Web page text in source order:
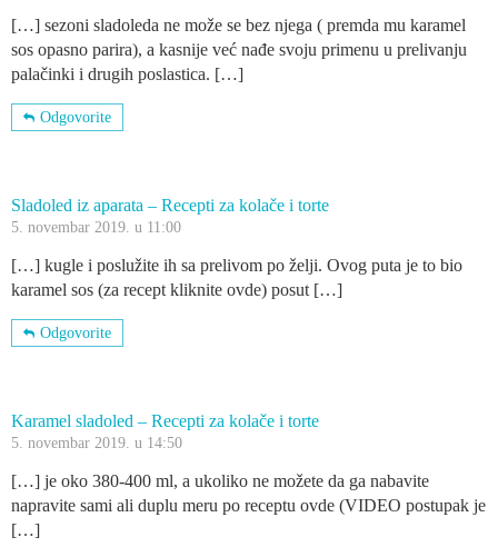
[…] sezoni sladoleda ne može se bez njega ( premda mu karamel
sos opasno parira), a kasnije već nađe svoju primenu u prelivanju
palačinki i drugih poslastica. […]
Odgovorite
Sladoled iz aparata – Recepti za kolače i torte
5. novembar 2019. u 11:00
[…] kugle i poslužite ih sa prelivom po želji. Ovog puta je to bio
karamel sos (za recept kliknite ovde) posut […]
Odgovorite
Karamel sladoled – Recepti za kolače i torte
5. novembar 2019. u 14:50
[…] je oko 380-400 ml, a ukoliko ne možete da ga nabavite
napravite sami ali duplu meru po receptu ovde (VIDEO postupak je
[…]